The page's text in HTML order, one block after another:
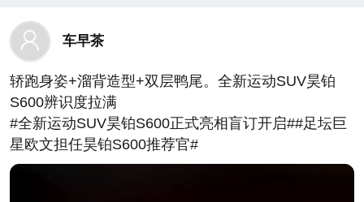
版。想要四座头等舱体验？37.98万的旗舰quattro
型，给你后排双零重力座椅、22寸轮毂、Brembo卡
钳、13屏联动。
五款配置，每一款都有清晰的灵魂，没有一款是“凑数
的”。
这不是在堆配置，而是在尊重每一个真实的用车场
景。有人每天通勤上百公里，续航是他的第一诉求；
有人生活在多雨多雪的地区，四驱是他的安全感；有
车早茶
轿跑身姿+溜背造型+双层鸭尾。全新运动SUV昊铂
S600辨识度拉满
#全新运动SUV昊铂S600正式亮相盲订开启##足坛巨
星欧文担任昊铂S600推荐官#